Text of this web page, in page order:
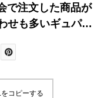
で注文した商品が
せも多いギュパー
魅力的なので度付
めがね
コピーする